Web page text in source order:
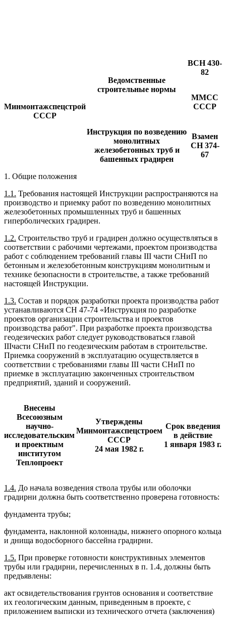
Минмонтажспецстрой
СССР
Ведомственные
строительные нормы
ВСН 430-
82
ММСС
СССР
Инструкция по возведению
монолитных
железобетонных труб и
башенных градирен
Взамен
СН 374-
67
1. Общие положения
1.1. Требования настоящей Инструкции распространяются на
производство и приемку работ по возведению монолитных
железобетонных промышленных труб и башенных
гиперболических градирен.
1.2. Строительство труб и градирен должно осуществляться в
соответствии с рабочими чертежами, проектом производства
работ с соблюдением требований главы III части СНиП по
бетонным и железобетонным конструкциям монолитным и
технике безопасности в строительстве, а также требований
настоящей Инструкции.
1.3. Состав и порядок разработки проекта производства работ
устанавливаются СН 47-74 «Инструкция по разработке
проектов организации строительства и проектов
производства работ". При разработке проекта производства
геодезических работ следует руководствоваться главой
IIIчасти СНиП по геодезическим работам в строительстве.
Приемка сооружений в эксплуатацию осуществляется в
соответствии с требованиями главы III части СНиП по
приемке в эксплуатацию законченных строительством
предприятий, зданий и сооружений.
Внесены
Всесоюзным
научно-
исследовательским
и проектным
институтом
Теплопроект
Утверждены
Минмонтажспецстроем
СССР
24 мая 1982 г.
Срок введения
в действие
1 января 1983 г.
1.4. До начала возведения ствола трубы или оболочки
градирни должна быть соответственно проверена готовность:
фундамента трубы;
фундамента, наклонной колоннады, нижнего опорного кольца
и днища водосборного бассейна градирни.
1.5. При проверке готовности конструктивных элементов
трубы или градирни, перечисленных в п. 1.4, должны быть
предъявлены:
акт освидетельствования грунтов основания и соответствие
их геологическим данным, приведенным в проекте, с
приложением выписки из технического отчета (заключения)